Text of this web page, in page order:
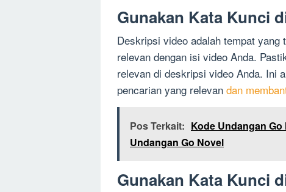
Gunakan Kata Kunci
Deskripsi video adalah tempat
relevan dengan isi video Anda.
relevan di deskripsi video Anda. Ini
pencarian yang relevan dan
Pos Terkait: Kode Undangan
Undangan Go Novel
Gunakan Kata Kunci